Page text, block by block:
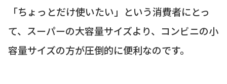
「ちょっとだけ使いたい」という消費者にとっ
て、スーパーの大容量サイズより、コンビニの小
容量サイズの方が圧倒的に便利なのです。